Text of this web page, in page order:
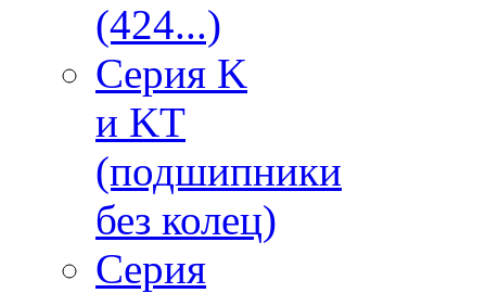
(424...)
Серия K
и KT
(подшипники
без колец)
Серия